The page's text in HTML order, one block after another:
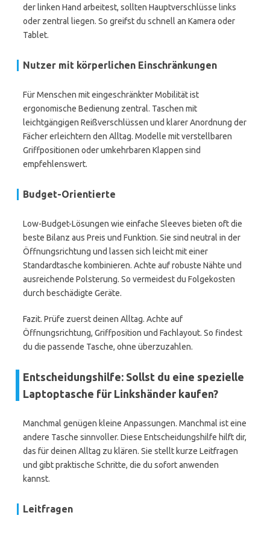
der linken Hand arbeitest, sollten Hauptverschlüsse links
oder zentral liegen. So greifst du schnell an Kamera oder
Tablet.
Nutzer mit körperlichen Einschränkungen
Für Menschen mit eingeschränkter Mobilität ist
ergonomische Bedienung zentral. Taschen mit
leichtgängigen Reißverschlüssen und klarer Anordnung der
Fächer erleichtern den Alltag. Modelle mit verstellbaren
Griffpositionen oder umkehrbaren Klappen sind
empfehlenswert.
Budget-Orientierte
Low-Budget-Lösungen wie einfache Sleeves bieten oft die
beste Bilanz aus Preis und Funktion. Sie sind neutral in der
Öffnungsrichtung und lassen sich leicht mit einer
Standardtasche kombinieren. Achte auf robuste Nähte und
ausreichende Polsterung. So vermeidest du Folgekosten
durch beschädigte Geräte.
Fazit. Prüfe zuerst deinen Alltag. Achte auf
Öffnungsrichtung, Griffposition und Fachlayout. So findest
du die passende Tasche, ohne überzuzahlen.
Entscheidungshilfe: Sollst du eine spezielle
Laptoptasche für Linkshänder kaufen?
Manchmal genügen kleine Anpassungen. Manchmal ist eine
andere Tasche sinnvoller. Diese Entscheidungshilfe hilft dir,
das für deinen Alltag zu klären. Sie stellt kurze Leitfragen
und gibt praktische Schritte, die du sofort anwenden
kannst.
Leitfragen